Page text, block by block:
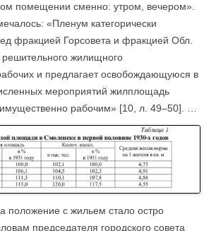
помещении сменно: утром, вечером».
«Пленум категорически
фракцией Горсовета и фракцией Обл.
жилищного
и предлагает освобождающуюся в
мероприятий жилплощадь
рабочим» [10, л. 49–50]. …
положение с жильем стало остро
председателя городского совета